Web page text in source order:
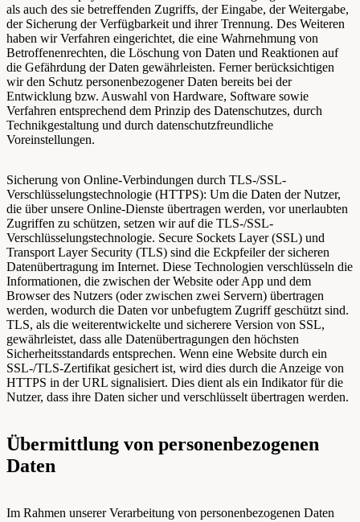
als auch des sie betreffenden Zugriffs, der Eingabe, der Weitergabe,
der Sicherung der Verfügbarkeit und ihrer Trennung. Des Weiteren
haben wir Verfahren eingerichtet, die eine Wahrnehmung von
Betroffenenrechten, die Löschung von Daten und Reaktionen auf
die Gefährdung der Daten gewährleisten. Ferner berücksichtigen
wir den Schutz personenbezogener Daten bereits bei der
Entwicklung bzw. Auswahl von Hardware, Software sowie
Verfahren entsprechend dem Prinzip des Datenschutzes, durch
Technikgestaltung und durch datenschutzfreundliche
Voreinstellungen.
Sicherung von Online-Verbindungen durch TLS-/SSL-
Verschlüsselungstechnologie (HTTPS): Um die Daten der Nutzer,
die über unsere Online-Dienste übertragen werden, vor unerlaubten
Zugriffen zu schützen, setzen wir auf die TLS-/SSL-
Verschlüsselungstechnologie. Secure Sockets Layer (SSL) und
Transport Layer Security (TLS) sind die Eckpfeiler der sicheren
Datenübertragung im Internet. Diese Technologien verschlüsseln die
Informationen, die zwischen der Website oder App und dem
Browser des Nutzers (oder zwischen zwei Servern) übertragen
werden, wodurch die Daten vor unbefugtem Zugriff geschützt sind.
TLS, als die weiterentwickelte und sicherere Version von SSL,
gewährleistet, dass alle Datenübertragungen den höchsten
Sicherheitsstandards entsprechen. Wenn eine Website durch ein
SSL-/TLS-Zertifikat gesichert ist, wird dies durch die Anzeige von
HTTPS in der URL signalisiert. Dies dient als ein Indikator für die
Nutzer, dass ihre Daten sicher und verschlüsselt übertragen werden.
Übermittlung von personenbezogenen
Daten
Im Rahmen unserer Verarbeitung von personenbezogenen Daten